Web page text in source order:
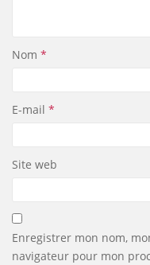
Nom *
E-mail *
Site web
Enregistrer mon nom,
navigateur pour mon